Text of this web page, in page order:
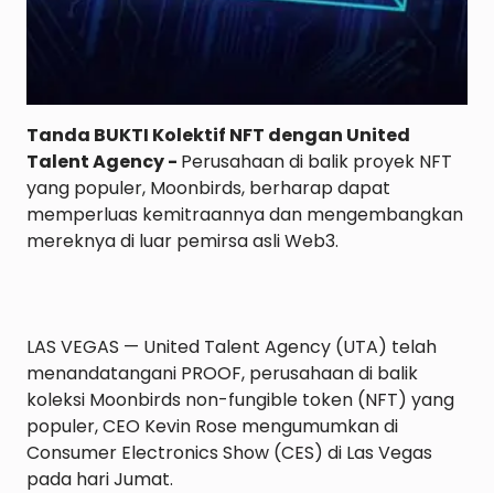
Tanda BUKTI Kolektif NFT dengan United
Talent Agency - Perusahaan di balik proyek NFT
yang populer, Moonbirds, berharap dapat
memperluas kemitraannya dan mengembangkan
LAS VEGAS — United Talent Agency (UTA) telah
menandatangani PROOF, perusahaan di balik
koleksi Moonbirds non-fungible token (NFT) yang
populer, CEO Kevin Rose mengumumkan di
Consumer Electronics Show (CES) di Las Vegas
pada hari Jumat.